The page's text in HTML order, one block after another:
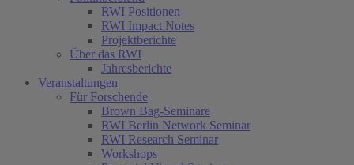
RWI Positionen
RWI Impact Notes
Projektberichte
Über das RWI
Jahresberichte
Veranstaltungen
Für Forschende
Brown Bag-Seminare
RWI Berlin Network Seminar
RWI Research Seminar
Workshops